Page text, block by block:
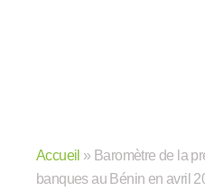
Accueil » Baromètre de la
banques au Bénin en avril